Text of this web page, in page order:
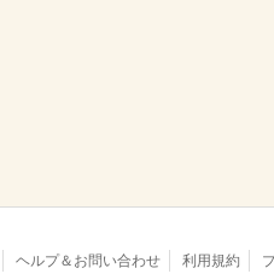
ヘルプ＆お問い合わせ 利用規約